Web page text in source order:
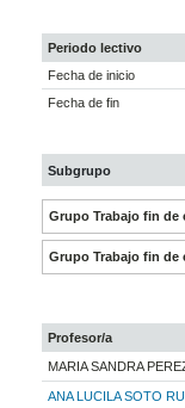
Periodo lectivo
Fecha de inicio
Fecha de fin
Subgrupo
Grupo Trabajo fin de
Grupo Trabajo fin de
Profesor/a
MARIA SANDRA
ANA LUCILA SOTO